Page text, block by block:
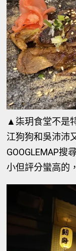
▲柒玥食堂不是
江狗狗和吳沛沛
GOOGLEMAP搜
小但評分蠻高的